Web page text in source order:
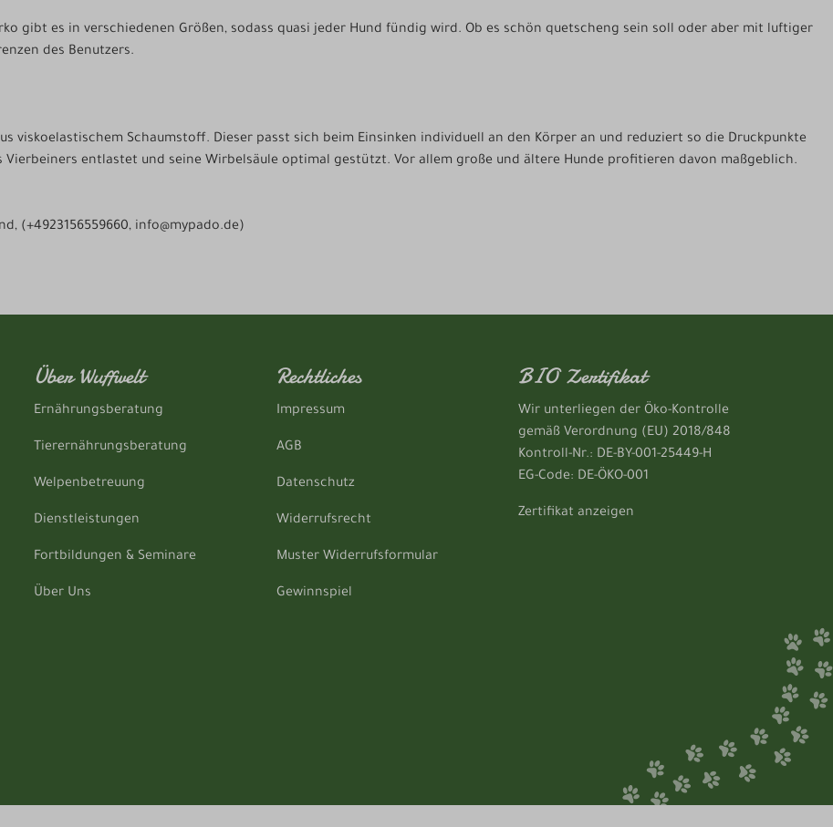
gibt es in verschiedenen Größen, sodass quasi jeder Hund fündig wird. Ob es schön quetscheng sein soll oder aber mit luftiger
des Benutzers.
viskoelastischem Schaumstoff. Dieser passt sich beim Einsinken individuell an den Körper an und reduziert so die Druckpunkte
Vierbeiners entlastet und seine Wirbelsäule optimal gestützt. Vor allem große und ältere Hunde profitieren davon maßgeblich.
(+4923156559660, info@mypado.de)
Über Wuffwelt
Ernährungsberatung
Tierernährungsberatung
Welpenbetreuung
Dienstleistungen
Fortbildungen & Seminare
Über Uns
Rechtliches
Impressum
AGB
Datenschutz
Widerrufsrecht
Muster Widerrufsformular
Gewinnspiel
BIO Zertifikat
Wir unterliegen der Öko-Kontrolle
gemäß Verordnung (EU) 2018/848
Kontroll-Nr.: DE-BY-001-25449-H
EG-Code: DE-ÖKO-001
Zertifikat anzeigen